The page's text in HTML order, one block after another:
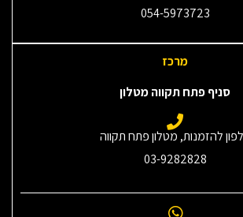
054-5973723
מרכז
סניף פתח תקווה מטלון
להזמנות, מטלון פתח תקווה
03-9282828